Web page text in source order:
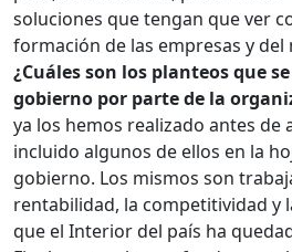
soluciones que tengan que ver
formación de las empresas y
¿Cuáles son los planteos que
gobierno por parte de la
ya los hemos realizado antes de
incluido algunos de ellos en la
gobierno. Los mismos son
rentabilidad, la competitividad y
que el Interior del país ha